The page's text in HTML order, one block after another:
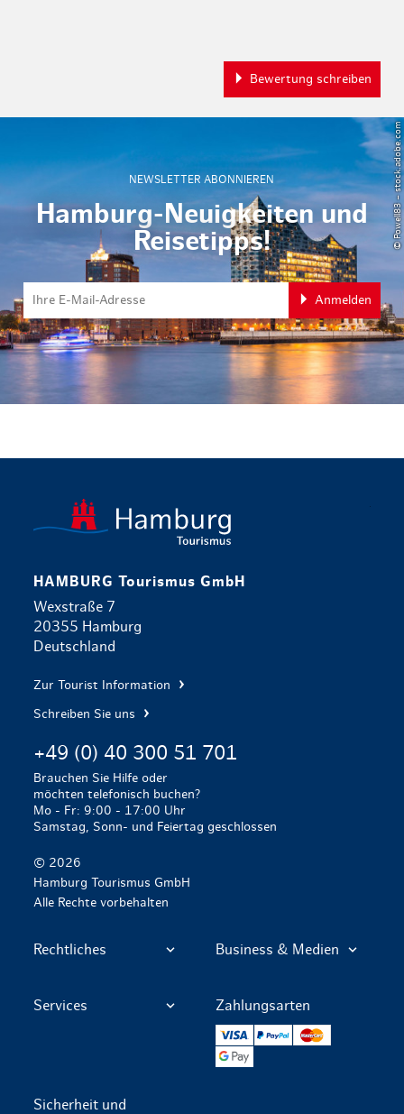
Bewertung schreiben
NEWSLETTER ABONNIEREN
Hamburg-Neuigkeiten und
Reisetipps!
Anmelden
© Powell83 – stock.adobe.com
HAMBURG Tourismus GmbH
Wexstraße 7
20355 Hamburg
Deutschland
Zur Tourist Information
Schreiben Sie uns
+49 (0) 40 300 51 701
Brauchen Sie Hilfe oder
möchten telefonisch buchen?
Mo - Fr: 9:00 - 17:00 Uhr
Samstag, Sonn- und Feiertag geschlossen
© 2026
Hamburg Tourismus GmbH
Alle Rechte vorbehalten
Rechtliches Business & Medien
Services Zahlungsarten
PayPal
Sicherheit und